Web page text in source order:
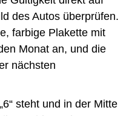
des Autos überprüfen.
farbige Plakette mit
Monat an, und die
nächsten
steht und in der Mitte